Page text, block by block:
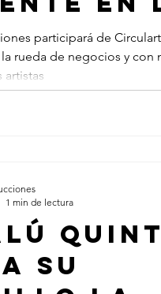
participará de
rueda de negocios y con
artistas
su
1 min de lectura